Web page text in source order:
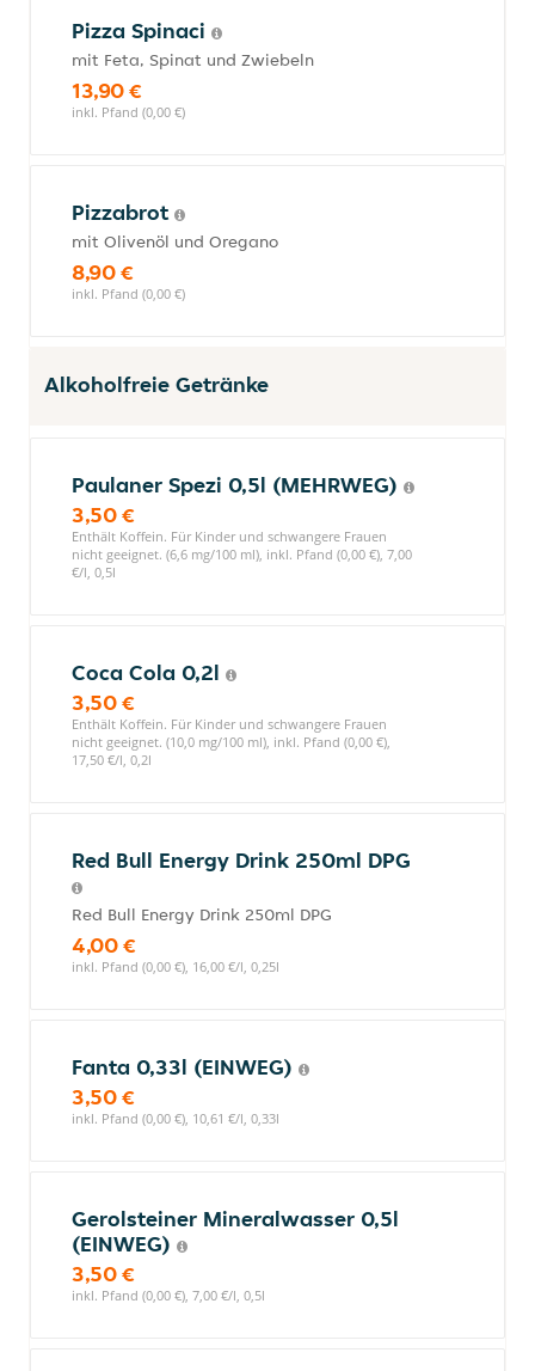
Pizza Spinaci
mit Feta, Spinat und Zwiebeln
13,90 €
inkl. Pfand (0,00 €)
Pizzabrot
mit Olivenöl und Oregano
8,90 €
inkl. Pfand (0,00 €)
Alkoholfreie Getränke
Paulaner Spezi 0,5l (MEHRWEG)
3,50 €
Enthält Koffein. Für Kinder und schwangere Frauen
nicht geeignet. (6,6 mg/100 ml), inkl. Pfand (0,00 €), 7,00
€/l, 0,5l
Coca Cola 0,2l
3,50 €
Enthält Koffein. Für Kinder und schwangere Frauen
nicht geeignet. (10,0 mg/100 ml), inkl. Pfand (0,00 €),
17,50 €/l, 0,2l
Red Bull Energy Drink 250ml DPG
Red Bull Energy Drink 250ml DPG
4,00 €
inkl. Pfand (0,00 €), 16,00 €/l, 0,25l
Fanta 0,33l (EINWEG)
3,50 €
inkl. Pfand (0,00 €), 10,61 €/l, 0,33l
Gerolsteiner Mineralwasser 0,5l
(EINWEG)
3,50 €
inkl. Pfand (0,00 €), 7,00 €/l, 0,5l